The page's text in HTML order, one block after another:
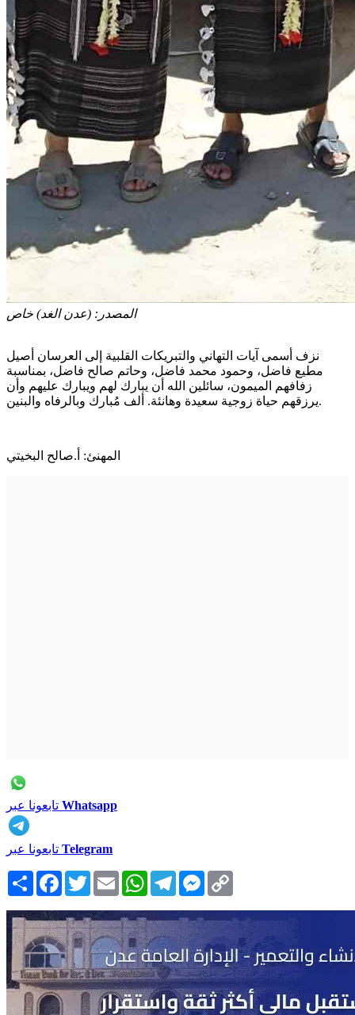
المصدر: (عدن الغد) خاص
نزف أسمى آيات التهاني والتبريكات القلبية إلى العرسان أصيل
مطيع فاضل، وحمود محمد فاضل، وحاتم صالح فاضل، بمناسبة
زفافهم الميمون، سائلين الله أن يبارك لهم ويبارك عليهم وأن
يرزقهم حياة زوجية سعيدة وهانئة. ألف مُبارك وبالرفاه والبنين.
المهنئ: أ.صالح البخيتي
Whatsapp
Telegram
انشر Facebook
TwitterEmail WhatsAppTelegramMessenger